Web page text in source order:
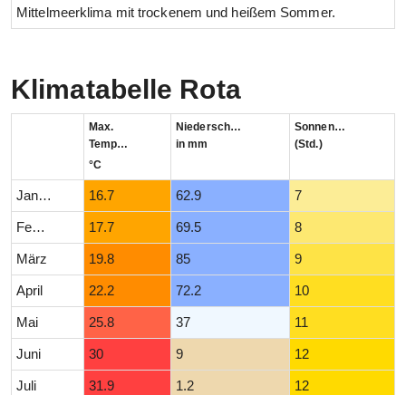
Mittelmeerklima mit trockenem und heißem Sommer.
Klimatabelle Rota
Max.
Temperatur
°C
Niederschlag
in mm
Sonnenstunden
(Std.)
Januar 16.7 62.9 7
Februar 17.7 69.5 8
März 19.8 85 9
April 22.2 72.2 10
Mai 25.8 37 11
Juni 30 9 12
Juli 31.9 1.2 12